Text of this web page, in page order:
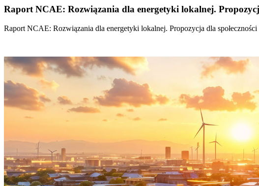
Raport NCAE: Rozwiązania dla energetyki lokalnej.
Raport NCAE: Rozwiązania dla energetyki lokalnej. Propozycja dla społeczności